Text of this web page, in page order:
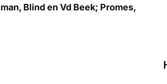
Blind en Vd Beek; Promes,